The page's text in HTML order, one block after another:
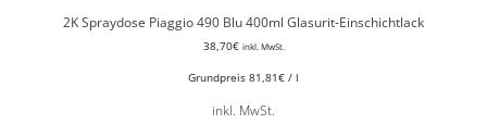
2K Spraydose Piaggio 490 Blu 400ml Glasurit-Einschichtlack
38,70€ inkl. MwSt.
Grundpreis 81,81€ / l
inkl. MwSt.